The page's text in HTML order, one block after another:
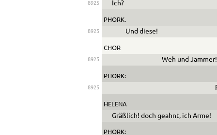
8925 Ich?
PHORK.
8925 Und diese!
CHOR
8925 Weh und Jammer!
PHORK:
8925
HELENA
Gräßlich! doch geahnt, ich Arme!
PHORK: